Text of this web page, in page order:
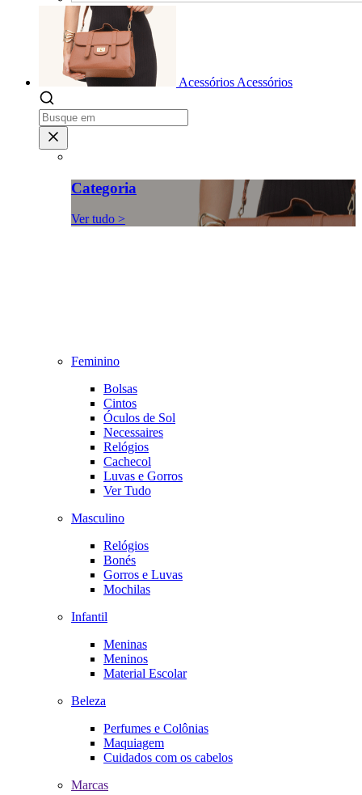
Acessórios Acessórios
Categoria
Ver tudo >
Feminino
Bolsas
Cintos
Óculos de Sol
Necessaires
Relógios
Cachecol
Luvas e Gorros
Ver Tudo
Masculino
Relógios
Bonés
Gorros e Luvas
Mochilas
Infantil
Meninas
Meninos
Material Escolar
Beleza
Perfumes e Colônias
Maquiagem
Cuidados com os cabelos
Marcas